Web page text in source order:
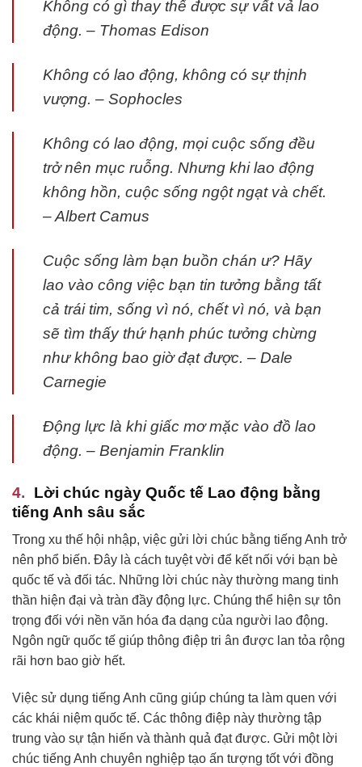
Không có gì thay thế được sự vất vả lao
động. – Thomas Edison
Không có lao động, không có sự thịnh
vượng. – Sophocles
Không có lao động, mọi cuộc sống đều
trở nên mục ruỗng. Nhưng khi lao động
không hồn, cuộc sống ngột ngạt và chết.
– Albert Camus
Cuộc sống làm bạn buồn chán ư? Hãy
lao vào công việc bạn tin tưởng bằng tất
cả trái tim, sống vì nó, chết vì nó, và bạn
sẽ tìm thấy thứ hạnh phúc tưởng chừng
như không bao giờ đạt được. – Dale
Carnegie
Động lực là khi giấc mơ mặc vào đồ lao
động. – Benjamin Franklin
Lời chúc ngày Quốc tế Lao động bằng
tiếng Anh sâu sắc
Trong xu thế hội nhập, việc gửi lời chúc bằng tiếng Anh trở
nên phổ biến. Đây là cách tuyệt vời để kết nối với bạn bè
quốc tế và đối tác. Những lời chúc này thường mang tinh
thần hiện đại và tràn đầy động lực. Chúng thể hiện sự tôn
trọng đối với nền văn hóa đa dạng của người lao động.
Ngôn ngữ quốc tế giúp thông điệp tri ân được lan tỏa rộng
rãi hơn bao giờ hết.
Việc sử dụng tiếng Anh cũng giúp chúng ta làm quen với
các khái niệm quốc tế. Các thông điệp này thường tập
trung vào sự tận hiến và thành quả đạt được. Gửi một lời
chúc tiếng Anh chuyên nghiệp tạo ấn tượng tốt với đồng